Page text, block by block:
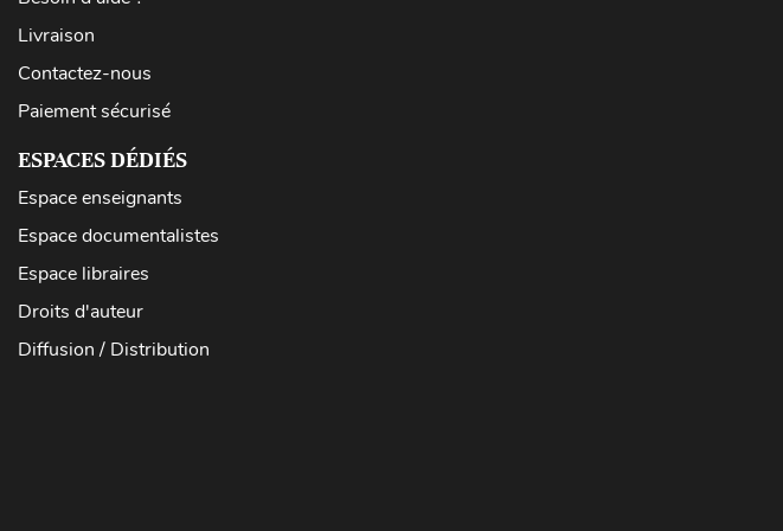
Livraison
Contactez-nous
Paiement sécurisé
ESPACES DÉDIÉS
Espace enseignants
Espace documentalistes
Espace libraires
Droits d'auteur
Diffusion / Distribution